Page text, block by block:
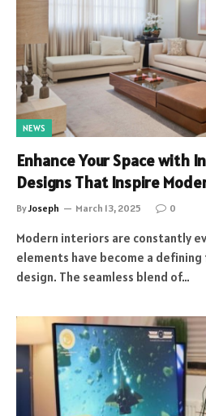
NEWS
Enhance Your Space with
Designs That Inspire
ByJoseph March 13, 2025 0
Modern interiors are constantly
elements have become a
design. The seamless blend of…